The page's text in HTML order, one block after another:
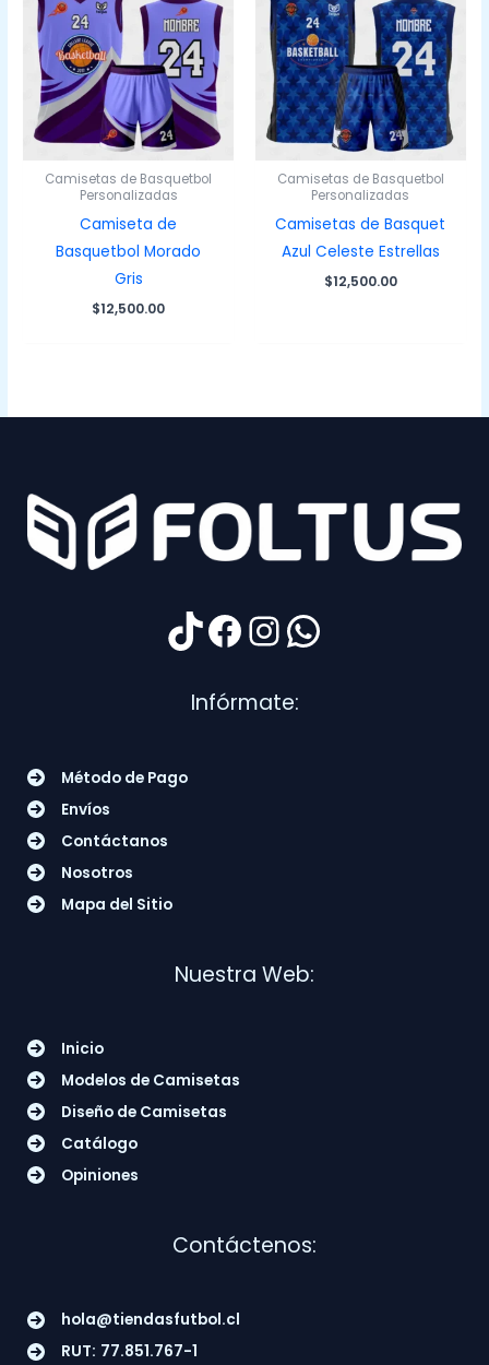
Camisetas de Basquetbol
Personalizadas
Camiseta de
Basquetbol Morado
Gris
$12,500.00
Camisetas de Basquetbol
Personalizadas
Camisetas de Basquet
Azul Celeste Estrellas
$12,500.00
TikTok
Facebook
Instagram
WhatsApp
Infórmate:
Método de Pago
Envíos
Contáctanos
Nosotros
Mapa del Sitio
Nuestra Web:
Inicio
Modelos de Camisetas
Diseño de Camisetas
Catálogo
Opiniones
Contáctenos:
hola@tiendasfutbol.cl
RUT: 77.851.767-1